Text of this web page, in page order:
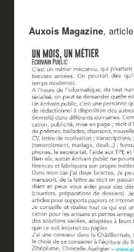
Auxois Magazine,